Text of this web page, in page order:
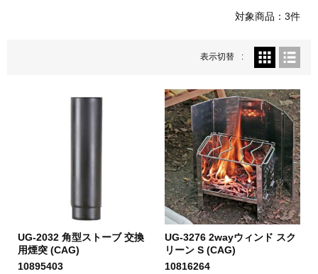
対象商品：3件
表示切替
UG-2032 角型ストーブ 交換
用煙突 (CAG)
10895403
UG-3276 2wayウィンド スク
リーン S (CAG)
10816264